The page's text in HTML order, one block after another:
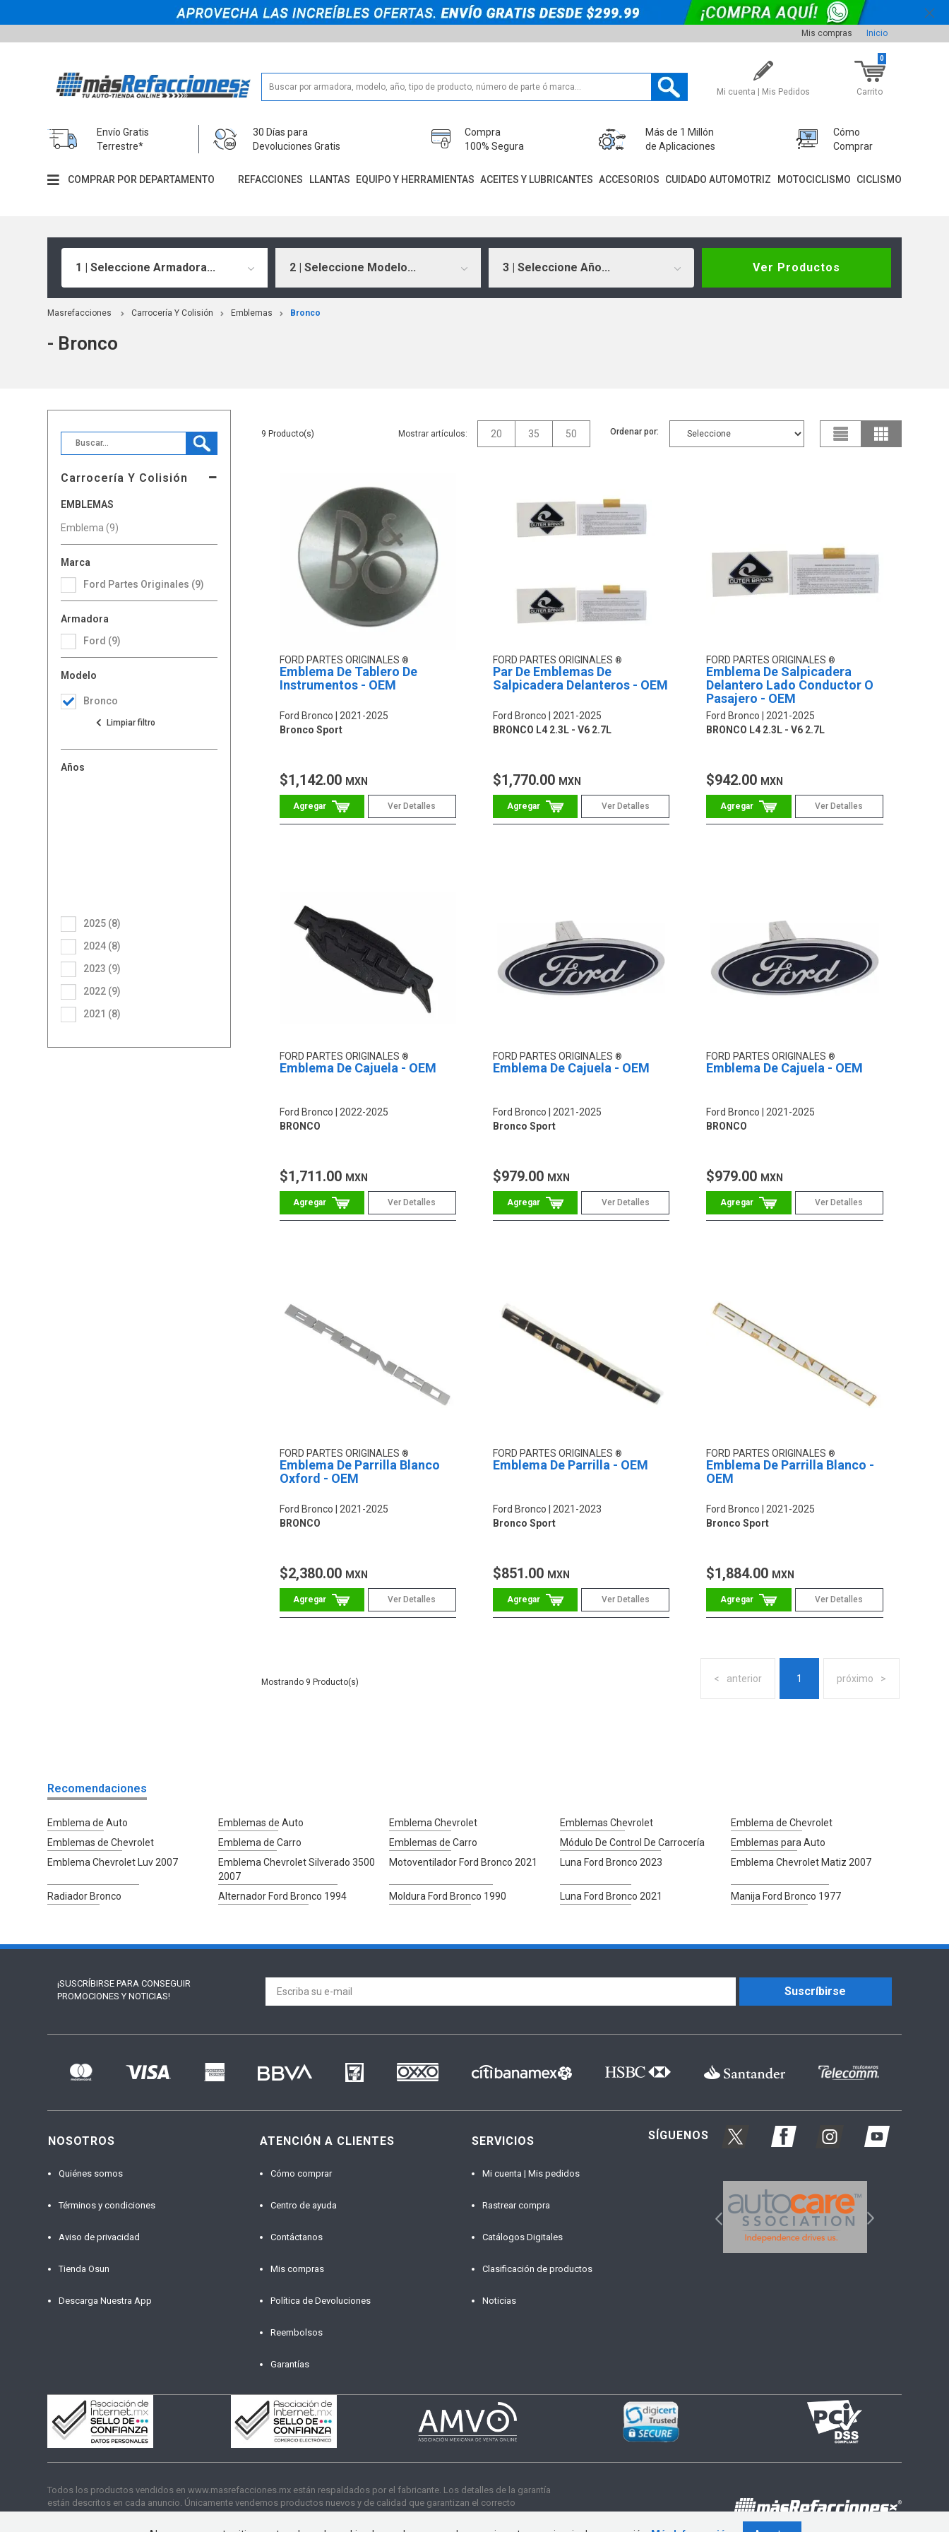
Mis compras Inicio
Mi cuenta | Mis Pedidos Carrito
0
Envío Gratis
Terrestre*
30 Días para
Devoluciones Gratis
Compra
100% Segura
Más de 1 Millón
de Aplicaciones
Cómo
Comprar
COMPRAR POR DEPARTAMENTO REFACCIONES LLANTAS EQUIPO Y HERRAMIENTAS ACEITES Y LUBRICANTES ACCESORIOS CUIDADO AUTOMOTRIZ MOTOCICLISMO CICLISMO
1 | Seleccione Armadora... 2 | Seleccione Modelo... 3 | Seleccione Año... Ver Productos
Masrefacciones Carrocería Y Colisión Emblemas Bronco
- Bronco
Carrocería Y Colisión
EMBLEMAS
Emblema (9)
Marca
Ford Partes Originales (9)
Armadora
Ford (9)
Modelo
Bronco
Años
2021 (8)
2022 (9)
2023 (9)
2024 (8)
2025 (8)
9 Mostrar artículos: 20 35 50 Ordenar por:
FORD PARTES ORIGINALES
Emblema De Tablero De
Instrumentos - OEM
Ford Bronco
2021-2025
Bronco Sport
$1,142.00 MXN
Ver Detalles
FORD PARTES ORIGINALES
Par De Emblemas De
Salpicadera Delanteros - OEM
Ford Bronco
2021-2025
BRONCO L4 2.3L - V6 2.7L
$1,770.00 MXN
Ver Detalles
FORD PARTES ORIGINALES
Emblema De Salpicadera
Delantero Lado Conductor O
Pasajero - OEM
Ford Bronco
2021-2025
BRONCO L4 2.3L - V6 2.7L
$942.00 MXN
Ver Detalles
FORD PARTES ORIGINALES
Emblema De Cajuela - OEM
Ford Bronco
2022-2025
BRONCO
$1,711.00 MXN
Ver Detalles
FORD PARTES ORIGINALES
Emblema De Cajuela - OEM
Ford Bronco
2021-2025
Bronco Sport
$979.00 MXN
Ver Detalles
FORD PARTES ORIGINALES
Emblema De Cajuela - OEM
Ford Bronco
2021-2025
BRONCO
$979.00 MXN
Ver Detalles
FORD PARTES ORIGINALES
Emblema De Parrilla Blanco
Oxford - OEM
Ford Bronco
2021-2025
BRONCO
$2,380.00 MXN
Ver Detalles
FORD PARTES ORIGINALES
Emblema De Parrilla - OEM
Ford Bronco
2021-2023
Bronco Sport
$851.00 MXN
Ver Detalles
FORD PARTES ORIGINALES
Emblema De Parrilla Blanco -
OEM
Ford Bronco
2021-2025
Bronco Sport
$1,884.00 MXN
Ver Detalles
anterior 1 próximo
9
Recomendaciones
Emblema de Auto Emblemas de Auto Emblema Chevrolet Emblemas Chevrolet
Emblema de Chevrolet
Emblemas de Chevrolet
Emblema de Carro Emblemas de Carro Módulo De Control De Carrocería
Emblemas para Auto
Emblema Chevrolet Luv 2007
Emblema Chevrolet Silverado 3500
2007
Motoventilador Ford Bronco 2021 Luna Ford Bronco 2023 Emblema Chevrolet Matiz 2007
Radiador Bronco Alternador Ford Bronco 1994 Moldura Ford Bronco 1990 Luna Ford Bronco 2021 Manija Ford Bronco 1977
¡SUSCRÍBIRSE PARA CONSEGUIR
PROMOCIONES Y NOTICIAS!
Suscríbirse
NOSOTROS
Quiénes somos
Términos y condiciones
Aviso de privacidad
Tienda Osun
Descarga Nuestra App
ATENCIÓN A CLIENTES
Cómo comprar
Centro de ayuda
Contáctanos
Mis compras
Política de Devoluciones
Reembolsos
Garantías
SERVICIOS
Mi cuenta | Mis pedidos
Rastrear compra
Catálogos Digitales
Clasificación de productos
Noticias
SÍGUENOS
Todos los productos vendidos en www.masrefacciones.mx están respaldados por el fabricante. Los detalles de la garantía
están descritos en cada anuncio. Únicamente vendemos productos nuevos y de calidad que garantizan el correcto